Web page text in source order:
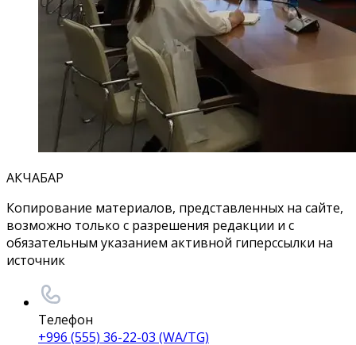
АКЧАБАР
Копирование материалов, представленных на сайте,
возможно только с разрешения редакции и с
обязательным указанием активной гиперссылки на
источник
Телефон
+996 (555) 36-22-03 (WA/TG)